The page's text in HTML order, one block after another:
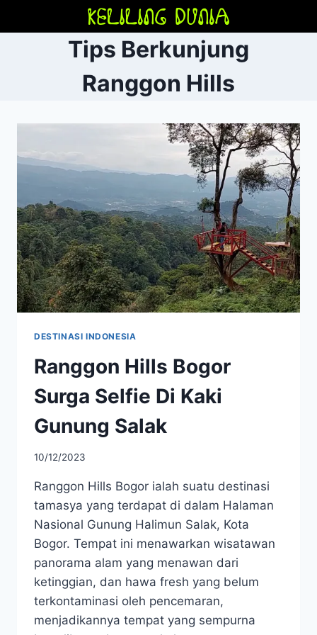
Tips Berkunjung
Ranggon Hills
DESTINASI INDONESIA
Ranggon Hills Bogor
Surga Selfie Di Kaki
Gunung Salak
10/12/2023
Ranggon Hills Bogor ialah suatu destinasi
tamasya yang terdapat di dalam Halaman
Nasional Gunung Halimun Salak, Kota
Bogor. Tempat ini menawarkan wisatawan
panorama alam yang menawan dari
ketinggian, dan hawa fresh yang belum
terkontaminasi oleh pencemaran,
menjadikannya tempat yang sempurna